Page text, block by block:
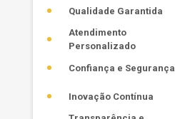
Qualidade Garantida
Atendimento
Personalizado
Confiança e Segurança
Inovação Contínua